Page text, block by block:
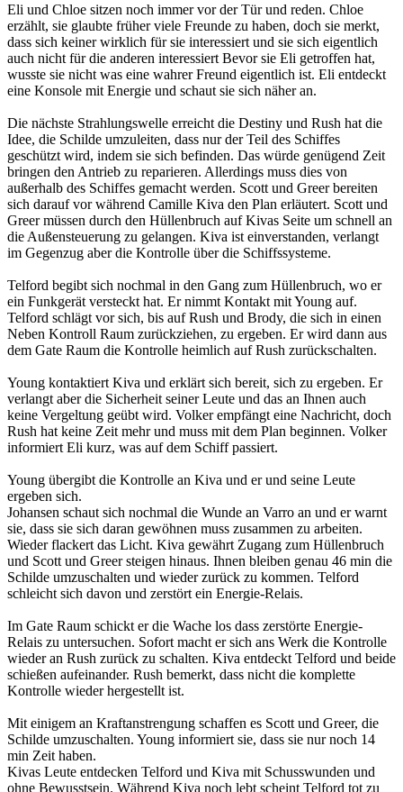
Eli und Chloe sitzen noch immer vor der Tür und reden. Chloe
erzählt, sie glaubte früher viele Freunde zu haben, doch sie merkt,
dass sich keiner wirklich für sie interessiert und sie sich eigentlich
auch nicht für die anderen interessiert Bevor sie Eli getroffen hat,
wusste sie nicht was eine wahrer Freund eigentlich ist. Eli entdeckt
eine Konsole mit Energie und schaut sie sich näher an.
Die nächste Strahlungswelle erreicht die Destiny und Rush hat die
Idee, die Schilde umzuleiten, dass nur der Teil des Schiffes
geschützt wird, indem sie sich befinden. Das würde genügend Zeit
bringen den Antrieb zu reparieren. Allerdings muss dies von
außerhalb des Schiffes gemacht werden. Scott und Greer bereiten
sich darauf vor während Camille Kiva den Plan erläutert. Scott und
Greer müssen durch den Hüllenbruch auf Kivas Seite um schnell an
die Außensteuerung zu gelangen. Kiva ist einverstanden, verlangt
im Gegenzug aber die Kontrolle über die Schiffssysteme.
Telford begibt sich nochmal in den Gang zum Hüllenbruch, wo er
ein Funkgerät versteckt hat. Er nimmt Kontakt mit Young auf.
Telford schlägt vor sich, bis auf Rush und Brody, die sich in einen
Neben Kontroll Raum zurückziehen, zu ergeben. Er wird dann aus
dem Gate Raum die Kontrolle heimlich auf Rush zurückschalten.
Young kontaktiert Kiva und erklärt sich bereit, sich zu ergeben. Er
verlangt aber die Sicherheit seiner Leute und das an Ihnen auch
keine Vergeltung geübt wird. Volker empfängt eine Nachricht, doch
Rush hat keine Zeit mehr und muss mit dem Plan beginnen. Volker
informiert Eli kurz, was auf dem Schiff passiert.
Young übergibt die Kontrolle an Kiva und er und seine Leute
ergeben sich.
Johansen schaut sich nochmal die Wunde an Varro an und er warnt
sie, dass sie sich daran gewöhnen muss zusammen zu arbeiten.
Wieder flackert das Licht. Kiva gewährt Zugang zum Hüllenbruch
und Scott und Greer steigen hinaus. Ihnen bleiben genau 46 min die
Schilde umzuschalten und wieder zurück zu kommen. Telford
schleicht sich davon und zerstört ein Energie-Relais.
Im Gate Raum schickt er die Wache los dass zerstörte Energie-
Relais zu untersuchen. Sofort macht er sich ans Werk die Kontrolle
wieder an Rush zurück zu schalten. Kiva entdeckt Telford und beide
schießen aufeinander. Rush bemerkt, dass nicht die komplette
Kontrolle wieder hergestellt ist.
Mit einigem an Kraftanstrengung schaffen es Scott und Greer, die
Schilde umzuschalten. Young informiert sie, dass sie nur noch 14
min Zeit haben.
Kivas Leute entdecken Telford und Kiva mit Schusswunden und
ohne Bewusstsein. Während Kiva noch lebt scheint Telford tot zu